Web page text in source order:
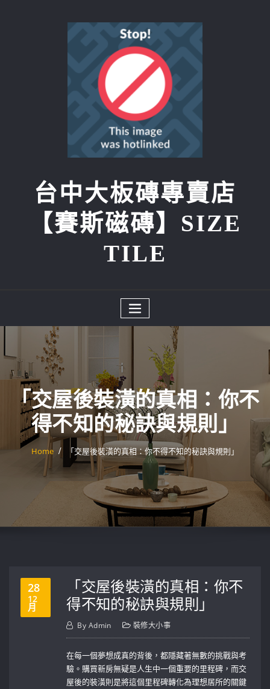
台中大板磚專賣店
【賽斯磁磚】SIZE
TILE
「交屋後裝潢的真相：你不
得不知的秘訣與規則」
Home 「交屋後裝潢的真相：你不得不知的秘訣與規則」
28
12
月
「交屋後裝潢的真相：你不
得不知的秘訣與規則」
By Admin 裝修大小事
在每一個夢想成真的背後，都隱藏著無數的挑戰與考
驗。購買新房無疑是人生中一個重要的里程碑，而交
屋後的裝潢則是將這個里程碑轉化為理想居所的關鍵